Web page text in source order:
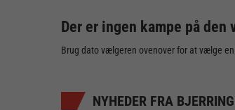
Der er ingen kampe på den
Brug dato vælgeren ovenover for at vælge en
NYHEDER FRA